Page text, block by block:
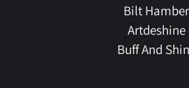
Bilt Hamber
Artdeshine
Buff And